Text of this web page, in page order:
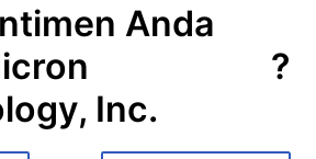
Anda
Inc.
?